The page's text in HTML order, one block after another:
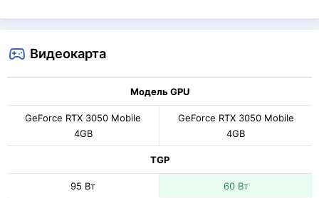
Видеокарта
Модель GPU
GeForce RTX 3050 Mobile
4GB
GeForce RTX 3050 Mobile
4GB
TGP
95 Вт 60 Вт